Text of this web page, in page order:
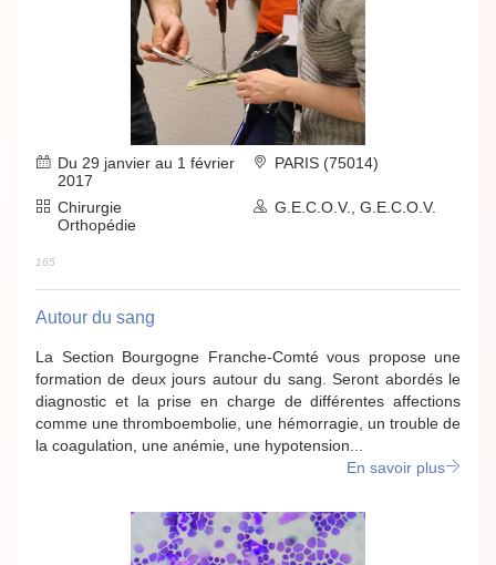
Du 29 janvier au 1 février
2017
PARIS (75014)
Chirurgie
Orthopédie
G.E.C.O.V., G.E.C.O.V.
165
Autour du sang
La Section Bourgogne Franche-Comté vous propose une
formation de deux jours autour du sang. Seront abordés le
diagnostic et la prise en charge de différentes affections
comme une thromboembolie, une hémorragie, un trouble de
la coagulation, une anémie, une hypotension...
En savoir plus